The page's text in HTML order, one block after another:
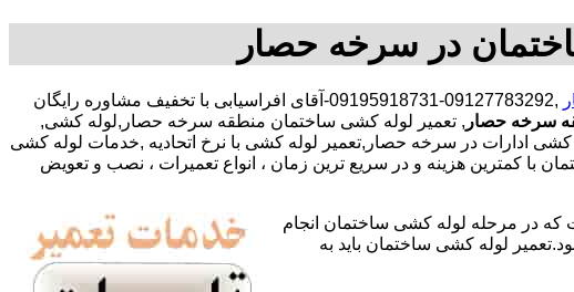
در سرخه حصار
,09127783292-09195918731-آقای افراسیابی با تخفیف مشاوره رایگان
سرخه حصار , تعمیر لوله کشی ساختمان منطقه سرخه حصار,لوله کشی,
ادارات در سرخه حصار,تعمیر لوله کشی با نرخ اتحادیه ,خدمات لوله کشی
کمترین هزینه و در سریع ترین زمان ، انواع تعمیرات ، نصب و تعویض
که در مرحله لوله کشی ساختمان انجام
لوله کشی ساختمان باید به